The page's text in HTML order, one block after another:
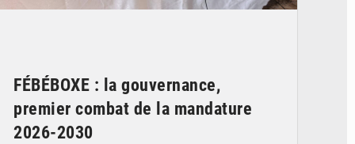
FÉBÉBOXE : la gouvernance,
premier combat de la mandature
2026-2030